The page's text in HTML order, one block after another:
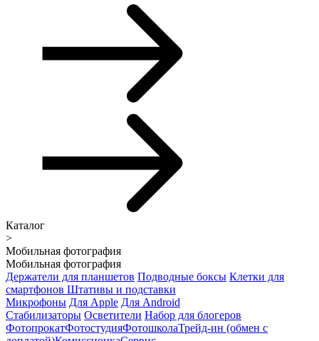
Каталог
>
Мобильная фотография
Мобильная фотография
Держатели для планшетов Подводные боксы Клетки для
смартфонов Штативы и подставки
Микрофоны Для Apple Для Android
Стабилизаторы Осветители Набор для блогеров
ФотопрокатФотостудияФотошколаТрейд-ин (обмен с